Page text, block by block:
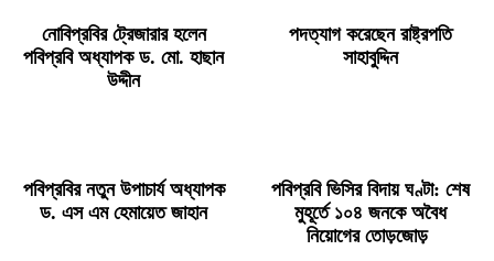
নোবিপ্রবির ট্রেজারার হলেন
পবিপ্রবি অধ্যাপক ড. মো. হাছান
উদ্দীন
পদত্যাগ করেছেন রাষ্ট্রপতি
সাহাবুদ্দিন
পবিপ্রবির নতুন উপাচার্য অধ্যাপক
ড. এস এম হেমায়েত জাহান
পবিপ্রবি ভিসির বিদায় ঘণ্টা: শেষ
মুহূর্তে ১০৪ জনকে অবৈধ
নিয়োগের তোড়জোড়